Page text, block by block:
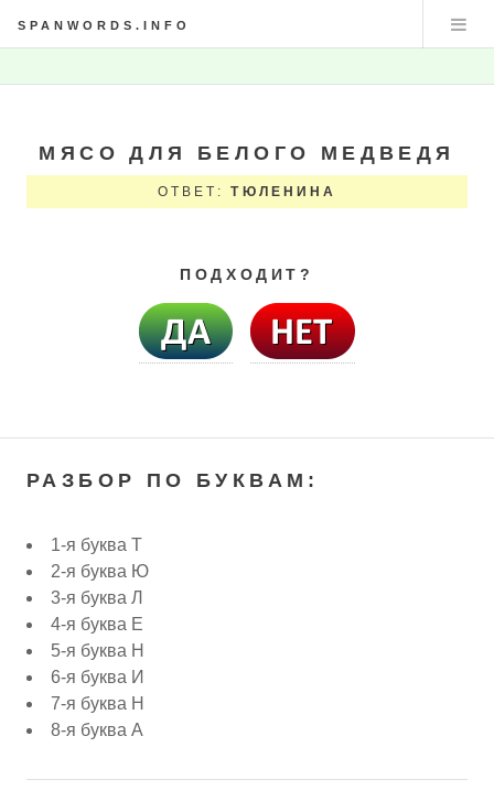
SPANWORDS.INFO
МЯСО ДЛЯ БЕЛОГО МЕДВЕДЯ
ОТВЕТ:ТЮЛЕНИНА
ПОДХОДИТ?
РАЗБОР ПО БУКВАМ:
1-я буква Т
2-я буква Ю
3-я буква Л
4-я буква Е
5-я буква Н
6-я буква И
7-я буква Н
8-я буква А